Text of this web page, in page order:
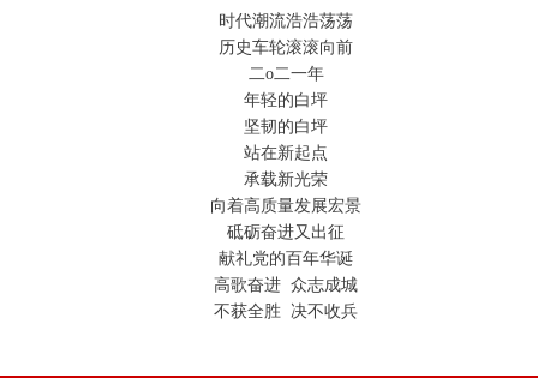
时代潮流浩浩荡荡
历史车轮滚滚向前
二ο二一年
年轻的白坪
坚韧的白坪
站在新起点
承载新光荣
向着高质量发展宏景
砥砺奋进又出征
献礼党的百年华诞
高歌奋进 众志成城
不获全胜 决不收兵